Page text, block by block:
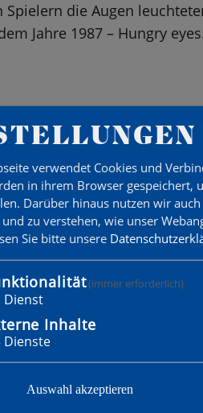
die Augen
Jahre 1987 – Hungry
verwendet Cookies und
in ihrem Browser gespeichert,
Darüber hinaus nutzen wir
zu verstehen, wie unser
Sie bitte unsere
(immer erforderlich)
Dienst
Inhalte
Dienste
Auswahl akzeptieren